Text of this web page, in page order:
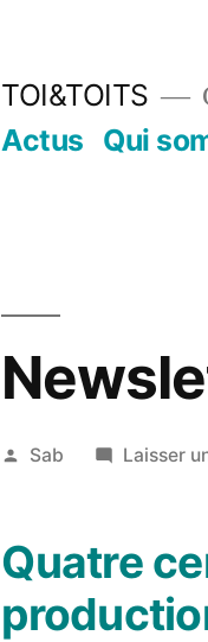
TOI&TOITS
Actus Qui
Publié
Sab
2023
Laisser
Quatre